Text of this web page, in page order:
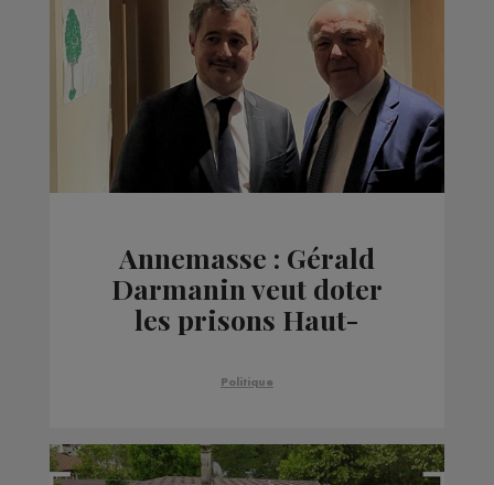
Annemasse : Gérald
Darmanin veut doter
les prisons Haut-
moyens
Politique